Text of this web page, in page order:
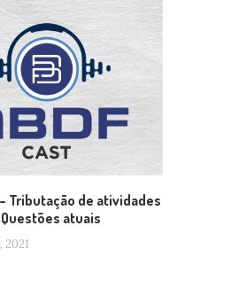
– Tributação de atividades
atuais
2021